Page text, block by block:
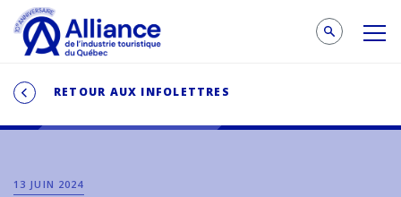
RETOUR AUX INFOLETTRES
13 JUIN 2024